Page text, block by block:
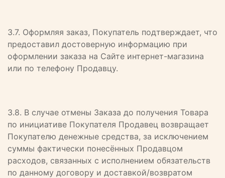
3.7. Оформляя заказ, Покупатель подтверждает, что
предоставил достоверную информацию при
оформлении заказа на Сайте интернет-магазина
или по телефону Продавцу.
3.8. В случае отмены Заказа до получения Товара
по инициативе Покупателя Продавец возвращает
Покупателю денежные средства, за исключением
суммы фактически понесённых Продавцом
расходов, связанных с исполнением обязательств
по данному договору и доставкой/возвратом